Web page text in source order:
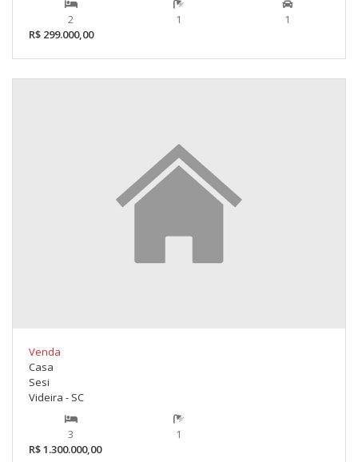
2 1
1
R$ 299.000,00
Venda
Casa
Sesi
Videira - SC
3
1
R$ 1.300.000,00